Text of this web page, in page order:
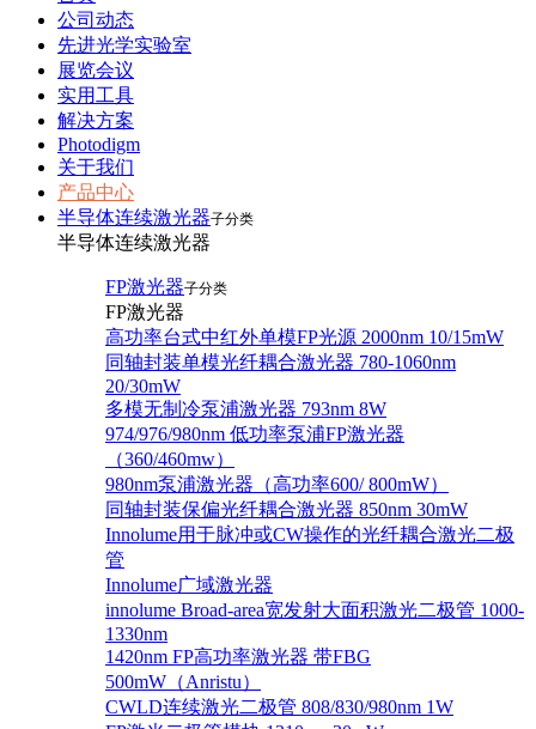
公司动态
先进光学实验室
展览会议
实用工具
解决方案
Photodigm
关于我们
产品中心
半导体连续激光器子分类
半导体连续激光器
FP激光器子分类
FP激光器
高功率台式中红外单模FP光源 2000nm 10/15mW
同轴封装单模光纤耦合激光器 780-1060nm
20/30mW
多模无制冷泵浦激光器 793nm 8W
974/976/980nm 低功率泵浦FP激光器
（360/460mw）
980nm泵浦激光器（高功率600/ 800mW）
同轴封装保偏光纤耦合激光器 850nm 30mW
Innolume用于脉冲或CW操作的光纤耦合激光二极
管
Innolume广域激光器
innolume Broad-area宽发射大面积激光二极管 1000-
1330nm
1420nm FP高功率激光器 带FBG
500mW（Anristu）
CWLD连续激光二极管 808/830/980nm 1W